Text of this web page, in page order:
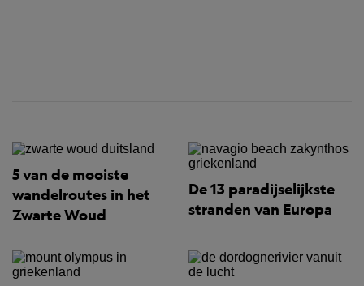
5 van de mooiste
wandelroutes in het
Zwarte Woud
De 13 paradijselijkste
stranden van Europa